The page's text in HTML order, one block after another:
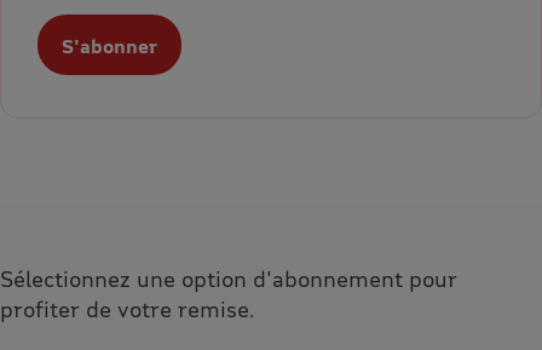
S'abonner
Sélectionnez une option d'abonnement pour
profiter de votre remise.